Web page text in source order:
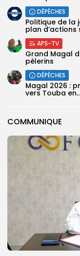
COMMUNIQUE
DÉPÊCHES
Politique de la
plan d’actions
APS-TV
Grand Magal
pèlerins
DÉPÊCHES
Magal 2026 :
vers Touba